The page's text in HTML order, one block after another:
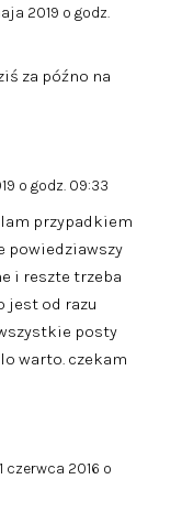
2019 o godz.
za późno na
o godz. 09:33
przypadkiem
powiedziawszy
i reszte trzeba
jest od razu
posty
warto. czekam
czerwca 2016 o